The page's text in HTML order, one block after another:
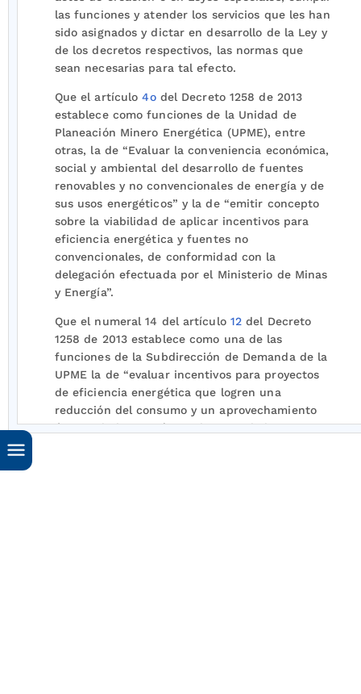
las funciones y atender los servicios que les han
sido asignados y dictar en desarrollo de la Ley y
de los decretos respectivos, las normas que
sean necesarias para tal efecto.
Que el artículo4odel Decreto 1258 de 2013
establece como funciones de la Unidad de
Planeación Minero Energética (UPME), entre
otras, la de “Evaluar la conveniencia económica,
social y ambiental del desarrollo de fuentes
renovables y no convencionales de energía y de
sus usos energéticos” y la de “emitir concepto
sobre la viabilidad de aplicar incentivos para
eficiencia energética y fuentes no
convencionales, de conformidad con la
delegación efectuada por el Ministerio de Minas
y Energía”.
Que el numeral 14 del artículo 12 del Decreto
1258 de 2013 establece como una de las
funciones de la Subdirección de Demanda de la
UPME la de “evaluar incentivos para proyectos
de eficiencia energética que logren una
reducción del consumo y un aprovechamiento
óptimo de la energía en el marco de la Ley697